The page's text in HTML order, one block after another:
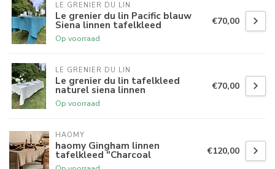
LE GRENIER DU LIN
Le grenier du lin Pacific blauw
Siena linnen tafelkleed
Op voorraad
€70,00
LE GRENIER DU LIN
Le grenier du lin tafelkleed
naturel siena linnen
Op voorraad
€70,00
HAOMY
haomy Gingham linnen
tafelkleed "Charcoal €120,00